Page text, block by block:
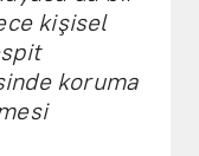
kişisel
koruma